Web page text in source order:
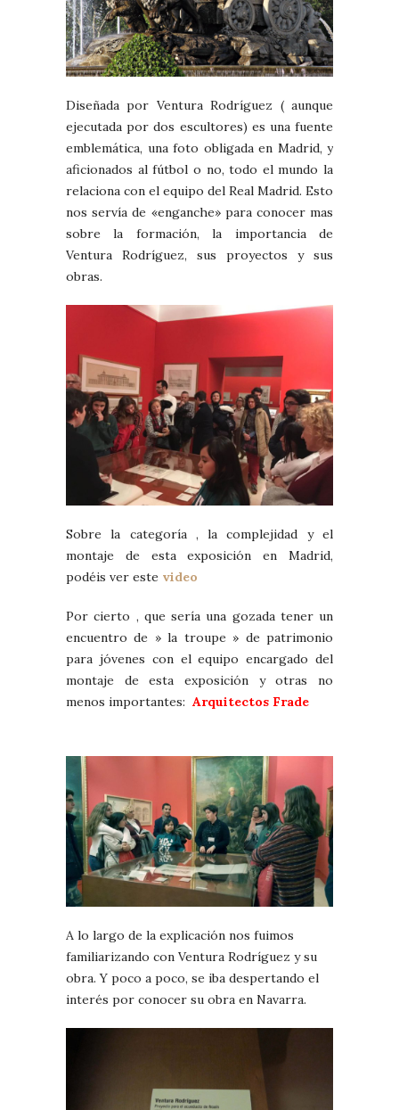
Diseñada por Ventura Rodríguez ( aunque
ejecutada por dos escultores) es una fuente
emblemática, una foto obligada en Madrid, y
aficionados al fútbol o no, todo el mundo la
relaciona con el equipo del Real Madrid. Esto
nos servía de «enganche» para conocer mas
sobre la formación, la importancia de
Ventura Rodríguez, sus proyectos y sus
obras.
Sobre la categoría , la complejidad y el
montaje de esta exposición en Madrid,
podéis ver este video
Por cierto , que sería una gozada tener un
encuentro de » la troupe » de patrimonio
para jóvenes con el equipo encargado del
montaje de esta exposición y otras no
menos importantes: Arquitectos Frade
A lo largo de la explicación nos fuimos
familiarizando con Ventura Rodríguez y su
obra. Y poco a poco, se iba despertando el
interés por conocer su obra en Navarra.